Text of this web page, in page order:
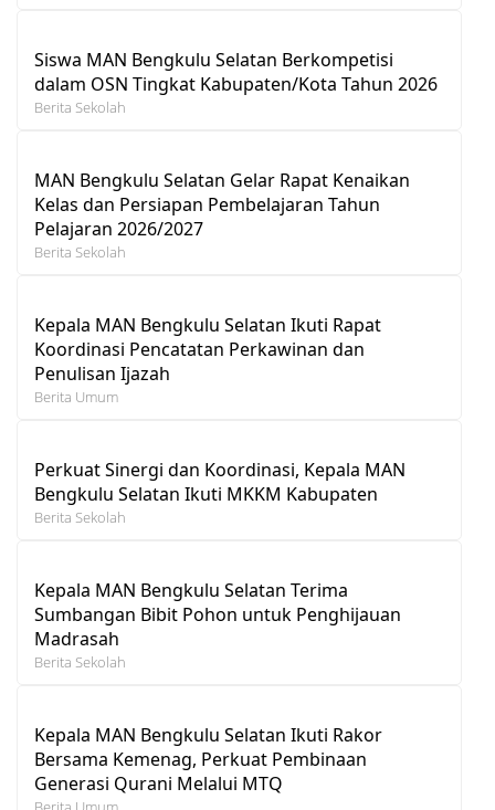
Siswa MAN Bengkulu Selatan Berkompetisi
dalam OSN Tingkat Kabupaten/Kota Tahun 2026
Berita Sekolah
MAN Bengkulu Selatan Gelar Rapat Kenaikan
Kelas dan Persiapan Pembelajaran Tahun
Pelajaran 2026/2027
Berita Sekolah
Kepala MAN Bengkulu Selatan Ikuti Rapat
Koordinasi Pencatatan Perkawinan dan
Penulisan Ijazah
Berita Umum
Perkuat Sinergi dan Koordinasi, Kepala MAN
Bengkulu Selatan Ikuti MKKM Kabupaten
Berita Sekolah
Kepala MAN Bengkulu Selatan Terima
Sumbangan Bibit Pohon untuk Penghijauan
Madrasah
Berita Sekolah
Kepala MAN Bengkulu Selatan Ikuti Rakor
Bersama Kemenag, Perkuat Pembinaan
Generasi Qurani Melalui MTQ